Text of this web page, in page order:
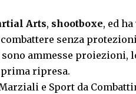
Arts, shootboxe, ed
combattere senza
ammesse proiezioni,
ripresa.
e Sport da